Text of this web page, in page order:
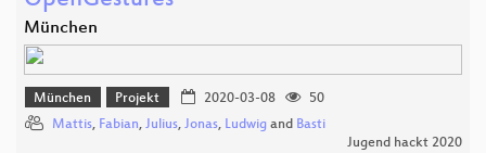
München
München Projekt 2020-03-08
50
Mattis, Fabian, Julius, Jonas, Ludwig and Basti
Jugend hackt 2020